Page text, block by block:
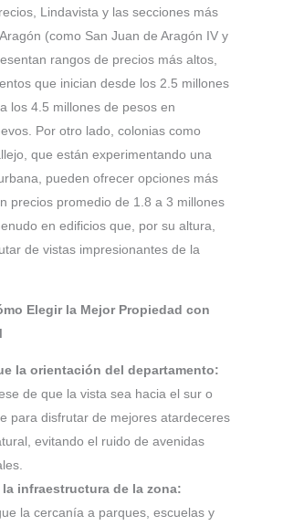
Lindavista y las secciones más
(como San Juan de Aragón IV y
rangos de precios más altos,
que inician desde los 2.5 millones
los 4.5 millones de pesos en
Por otro lado, colonias como
que están experimentando una
pueden ofrecer opciones más
precios promedio de 1.8 a 3 millones
en edificios que, por su altura,
de vistas impresionantes de la
Elegir la Mejor Propiedad con
la orientación del departamento:
de que la vista sea hacia el sur o
para disfrutar de mejores atardeceres
evitando el ruido de avenidas
la infraestructura de la zona:
la cercanía a parques, escuelas y